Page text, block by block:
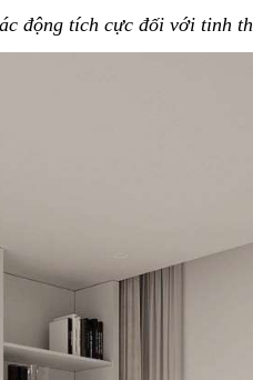
động tích cực đối với tinh